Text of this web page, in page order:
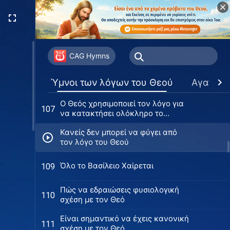
CAG Hymns
Ύμνοι των λόγων του Θεού
πραγματικότητα της αλήθειας
104
Να κάνεις πράξη περισσότερη
αλήθεια για να προοδεύσεις
περισσότερο στη ζωή σου
105
Το να υποφέρεις κάνοντας πράξη
την αλήθεια είναι υψίστης
σημασίας
106
Οι εντολές της νέας εποχής
107
Ο Θεός χρησιμοποιεί τον λόγο για
να κατακτήσει ολόκληρο το
σύμπαν κατά τις έσχατες μέρες
Κανείς δεν μπορεί να φύγει από
τον λόγο του Θεού
109 Όλο το Βασίλειο Χαίρεται
110
Πώς να εδραιώσεις φυσιολογική
σχέση με τον Θεό
111
Είναι σημαντικό να έχεις κανονική